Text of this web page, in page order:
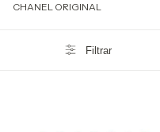
CHANEL ORIGINAL
Filtrar